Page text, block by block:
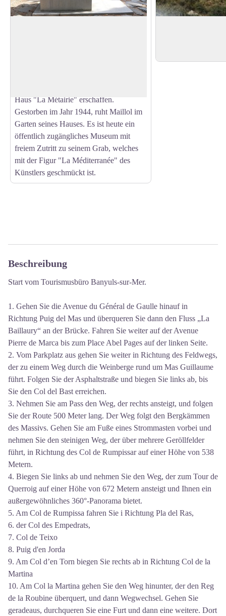
View picture in full screen
Haus "La Métairie" erschaffen.
Gestorben im Jahr 1944, ruht Maillol im
Garten seines Hauses. Es ist heute ein
öffentlich zugängliches Museum mit
freiem Zutritt zu seinem Grab, welches
mit der Figur "La Méditerranée" des
Künstlers geschmückt ist.
Beschreibung
Start vom Tourismusbüro Banyuls-sur-Mer.
1. Gehen Sie die Avenue du Général de Gaulle hinauf in
Richtung Puig del Mas und überqueren Sie dann den Fluss „La
Baillaury“ an der Brücke. Fahren Sie weiter auf der Avenue
Pierre de Marca bis zum Place Abel Pages auf der linken Seite.
2. Vom Parkplatz aus gehen Sie weiter in Richtung des Feldwegs,
der zu einem Weg durch die Weinberge rund um Mas Guillaume
führt. Folgen Sie der Asphaltstraße und biegen Sie links ab, bis
Sie den Col del Bast erreichen.
3. Nehmen Sie am Pass den Weg, der rechts ansteigt, und folgen
Sie der Route 500 Meter lang. Der Weg folgt den Bergkämmen
des Massivs. Gehen Sie am Fuße eines Strommasten vorbei und
nehmen Sie den steinigen Weg, der über mehrere Geröllfelder
führt, in Richtung des Col de Rumpissar auf einer Höhe von 538
Metern.
4. Biegen Sie links ab und nehmen Sie den Weg, der zum Tour de
Querroig auf einer Höhe von 672 Metern ansteigt und Ihnen ein
außergewöhnliches 360°-Panorama bietet.
5. Am Col de Rumpissa fahren Sie i Richtung Pla del Ras,
6. der Col des Empedrats,
7. Col de Teixo
8. Puig d'en Jorda
9. Am Col d’en Torn biegen Sie rechts ab in Richtung Col de la
Martina
10. Am Col la Martina gehen Sie den Weg hinunter, der den Reg
de la Roubine überquert, und dann Wegwechsel. Gehen Sie
geradeaus, durchqueren Sie eine Furt und dann eine weitere. Dort